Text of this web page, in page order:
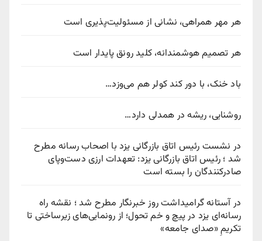
هر مهر همراهی، نشانی از مسئولیت‌پذیری است
هر تصمیم هوشمندانه، کلید رونق پایدار است
باد خنک، با دور کند کولر هم می‌وزد…
روشنایی، ریشه در همدلی دارد…
در نشست رئیس اتاق بازرگانی یزد با اصحاب رسانه مطرح
شد ؛ رئیس اتاق بازرگانی یزد: تعهدات ارزی دست‌وپای
صادرکنندگان را بسته است
در آستانه گرامیداشت روز خبرنگار مطرح شد ؛ نقشه راه
رسانه‌ای یزد در پیچ‌ و خم تحول؛ از رونمایی‌های زیرساختی تا
تکریمِ «صدای جامعه»